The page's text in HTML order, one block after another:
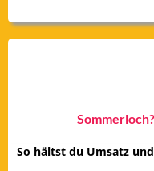
So hältst du Umsatz